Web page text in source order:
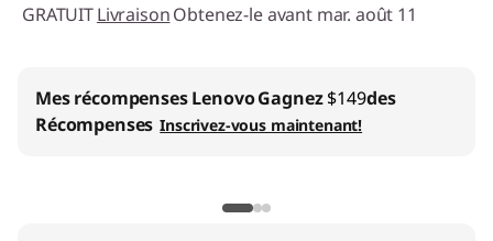
GRATUITLivraisonObtenez-le avant mar. août 11
Mes récompenses LenovoGagnez$149des
Récompenses Inscrivez-vous maintenant!